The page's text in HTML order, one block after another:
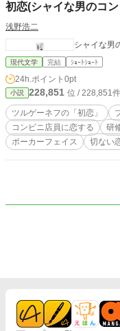
初恋(シャイな男のコ
浅野浩二
シャイな男
現代文学 完結 ｼｮｰﾄｼｮｰﾄ
24h.ポイント 0pt
小説 228,851 位 / 228,851件
ツルゲーネフの「初恋」
コンビニ店員に恋する
研
ポーカーフェイス
切ない